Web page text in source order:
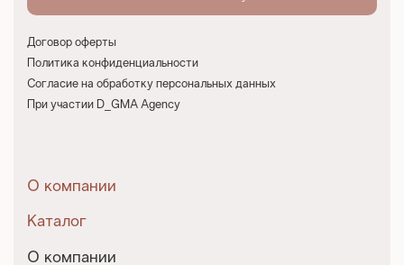
Договор оферты
Политика конфиденциальности
Согласие на обработку персональных данных
При участии D_GMA Agency
О компании
Каталог
О компании